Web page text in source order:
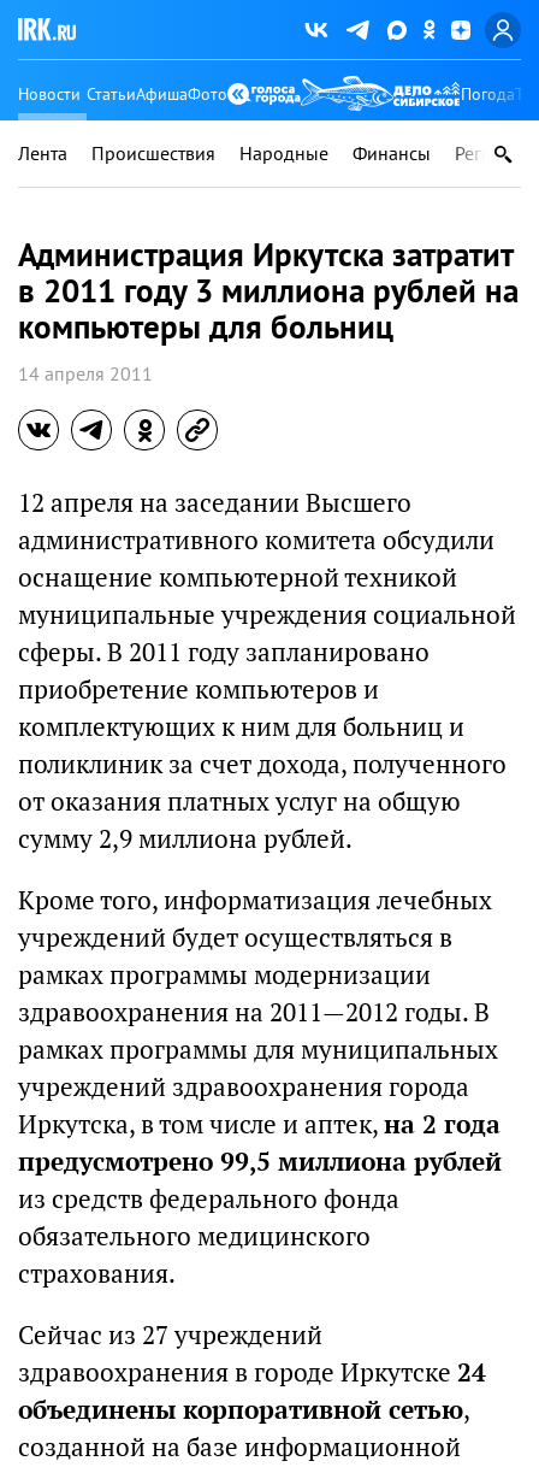
Новости СтатьиАфишаФото Погода
Лента Происшествия Народные Финансы Регионы
Администрация Иркутска затратит
в 2011 году 3 миллиона рублей на
компьютеры для больниц
14 апреля 2011
12 апреля на заседании Высшего
административного комитета обсудили
оснащение компьютерной техникой
муниципальные учреждения социальной
сферы. В 2011 году запланировано
приобретение компьютеров и
комплектующих к ним для больниц и
поликлиник за счет дохода, полученного
от оказания платных услуг на общую
сумму 2,9 миллиона рублей.
Кроме того, информатизация лечебных
учреждений будет осуществляться в
рамках программы модернизации
здравоохранения на 2011—2012 годы. В
рамках программы для муниципальных
учреждений здравоохранения города
Иркутска, в том числе и аптек,на 2 года
предусмотрено 99,5 миллиона рублей
из средств федерального фонда
обязательного медицинского
страхования.
Сейчас из 27 учреждений
здравоохранения в городе Иркутске 24
объединены корпоративной сетью,
созданной на базе информационной